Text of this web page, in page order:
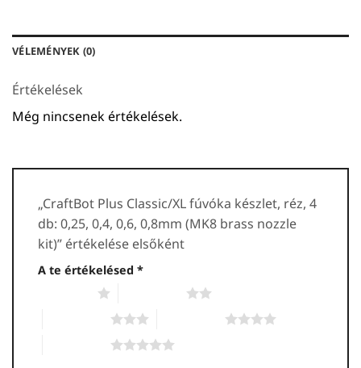
VÉLEMÉNYEK (0)
Értékelések
Még nincsenek értékelések.
„CraftBot Plus Classic/XL fúvóka készlet, réz, 4
db: 0,25, 0,4, 0,6, 0,8mm (MK8 brass nozzle
kit)” értékelése elsőként
A te értékelésed *